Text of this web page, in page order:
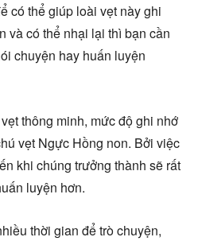
có thể giúp loài vẹt này ghi
và có thể nhại lại thì bạn cần
chuyện hay huấn luyện
thông minh, mức độ ghi nhớ
vẹt Ngực Hồng non. Bởi việc
khi chúng trưởng thành sẽ rất
luyện hơn.
thời gian để trò chuyện,